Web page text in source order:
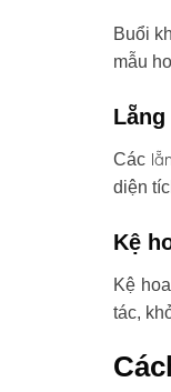
Buổi
mẫu
Các
diện
Kệ
Kệ
tác,